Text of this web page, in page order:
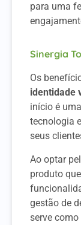
para uma
Sinergia
Os
identidade
início é
tecnologia
seus
Ao optar
produto
gestão de
serve